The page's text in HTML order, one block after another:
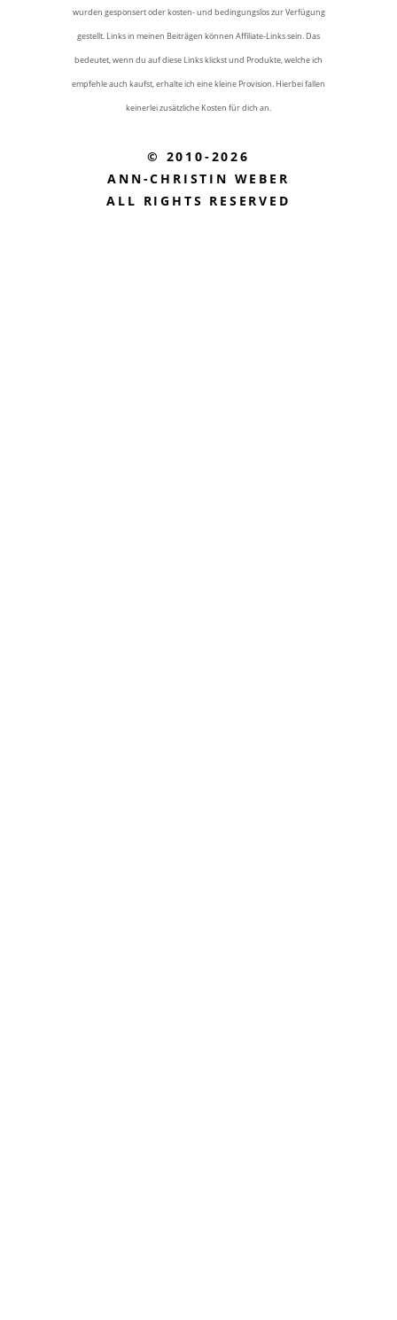
wurden gesponsert oder kosten- und bedingungslos zur Verfügung
gestellt. Links in meinen Beiträgen können Affiliate-Links sein. Das
bedeutet, wenn du auf diese Links klickst und Produkte, welche ich
empfehle auch kaufst, erhalte ich eine kleine Provision. Hierbei fallen
keinerlei zusätzliche Kosten für dich an.
© 2010-2026
ANN-CHRISTIN WEBER
ALL RIGHTS RESERVED